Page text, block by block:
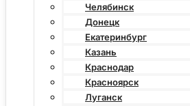
Челябинск
Донецк
Екатеринбург
Казань
Краснодар
Красноярск
Луганск